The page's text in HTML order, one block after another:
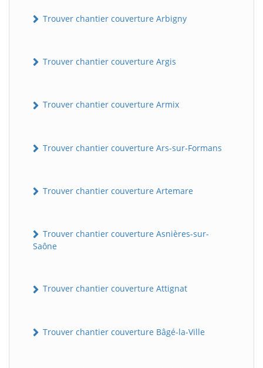
Trouver chantier couverture Arbigny
Trouver chantier couverture Argis
Trouver chantier couverture Armix
Trouver chantier couverture Ars-sur-Formans
Trouver chantier couverture Artemare
Trouver chantier couverture Asnières-sur-
Saône
Trouver chantier couverture Attignat
Trouver chantier couverture Bâgé-la-Ville